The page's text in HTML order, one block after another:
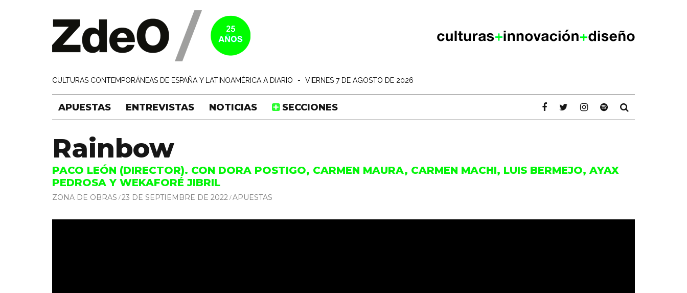
CULTURAS CONTEMPORÁNEAS DE ESPAÑA Y LATINOAMÉRICA A DIARIO - VIERNES 7 DE AGOSTO DE 2026
APUESTAS ENTREVISTAS NOTICIAS SECCIONES
Rainbow
PACO LEÓN (DIRECTOR). CON DORA POSTIGO, CARMEN MAURA, CARMEN MACHI, LUIS BERMEJO, AYAX
PEDROSA Y WEKAFORÉ JIBRIL
ZONA DE OBRAS 23 DE SEPTIEMBRE DE 2022 APUESTAS